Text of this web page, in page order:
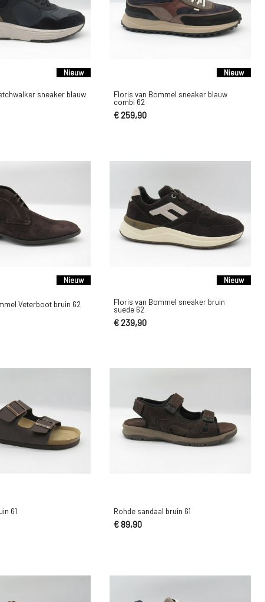
Nieuw
sneaker blauw
Nieuw
Floris van Bommel sneaker blauw
combi 62
€ 259,90
Nieuw
Veterboot bruin 62
Nieuw
Floris van Bommel sneaker bruin
suede 62
€ 239,90
61 Rohde sandaal bruin 61
€ 89,90